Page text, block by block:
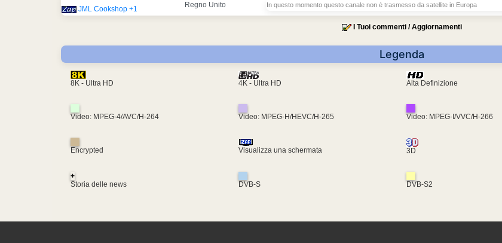
JML Cookshop +1 Regno Unito In questo momento questo canale non è trasmesso da satellite in Europa
I Tuoi commenti / Aggiornamenti
Legenda
8K - Ultra HD 4K - Ultra HD Alta Definizione
Video: MPEG-4/AVC/H-264 Video: MPEG-H/HEVC/H-265 Video: MPEG-I/VVC/H-266
Encrypted Visualizza una schermata 3D
+
Storia delle news
DVB-S DVB-S2